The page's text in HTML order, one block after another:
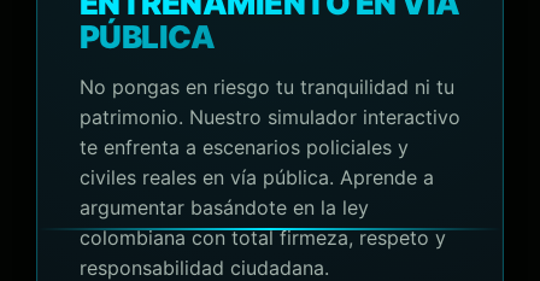
PÚBLICA
No pongas en riesgo tu tranquilidad ni tu
patrimonio. Nuestro simulador interactivo
te enfrenta a escenarios policiales y
civiles reales en vía pública. Aprende a
argumentar basándote en la ley
colombiana con total firmeza, respeto y
responsabilidad ciudadana.